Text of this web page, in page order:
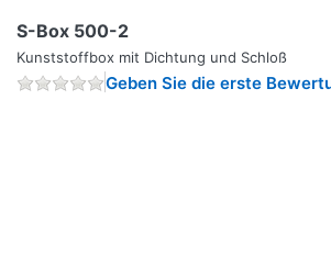
S-Box 500-2
Kunststoffbox mit Dichtung und Schloß
Geben Sie die erste